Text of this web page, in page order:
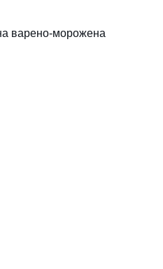
варено-морожена